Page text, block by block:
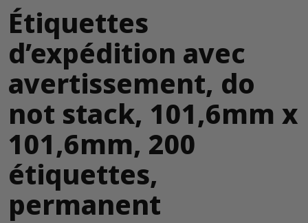
Étiquettes
d’expédition avec
avertissement, do
not stack, 101,6mm x
101,6mm, 200
étiquettes,
permanent